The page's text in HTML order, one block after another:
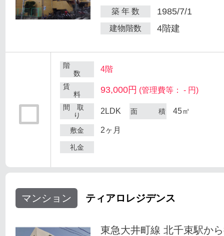
築 年 数 1985/7/1
建物階数 4階建
階
数
4階
賃
料
93,000円 (管理費等： - 円)
間 取
り
2LDK 面 積 45㎡
敷金 2ヶ月
礼金
マンション ティアロレジデンス
東急大井町線 北千束駅か